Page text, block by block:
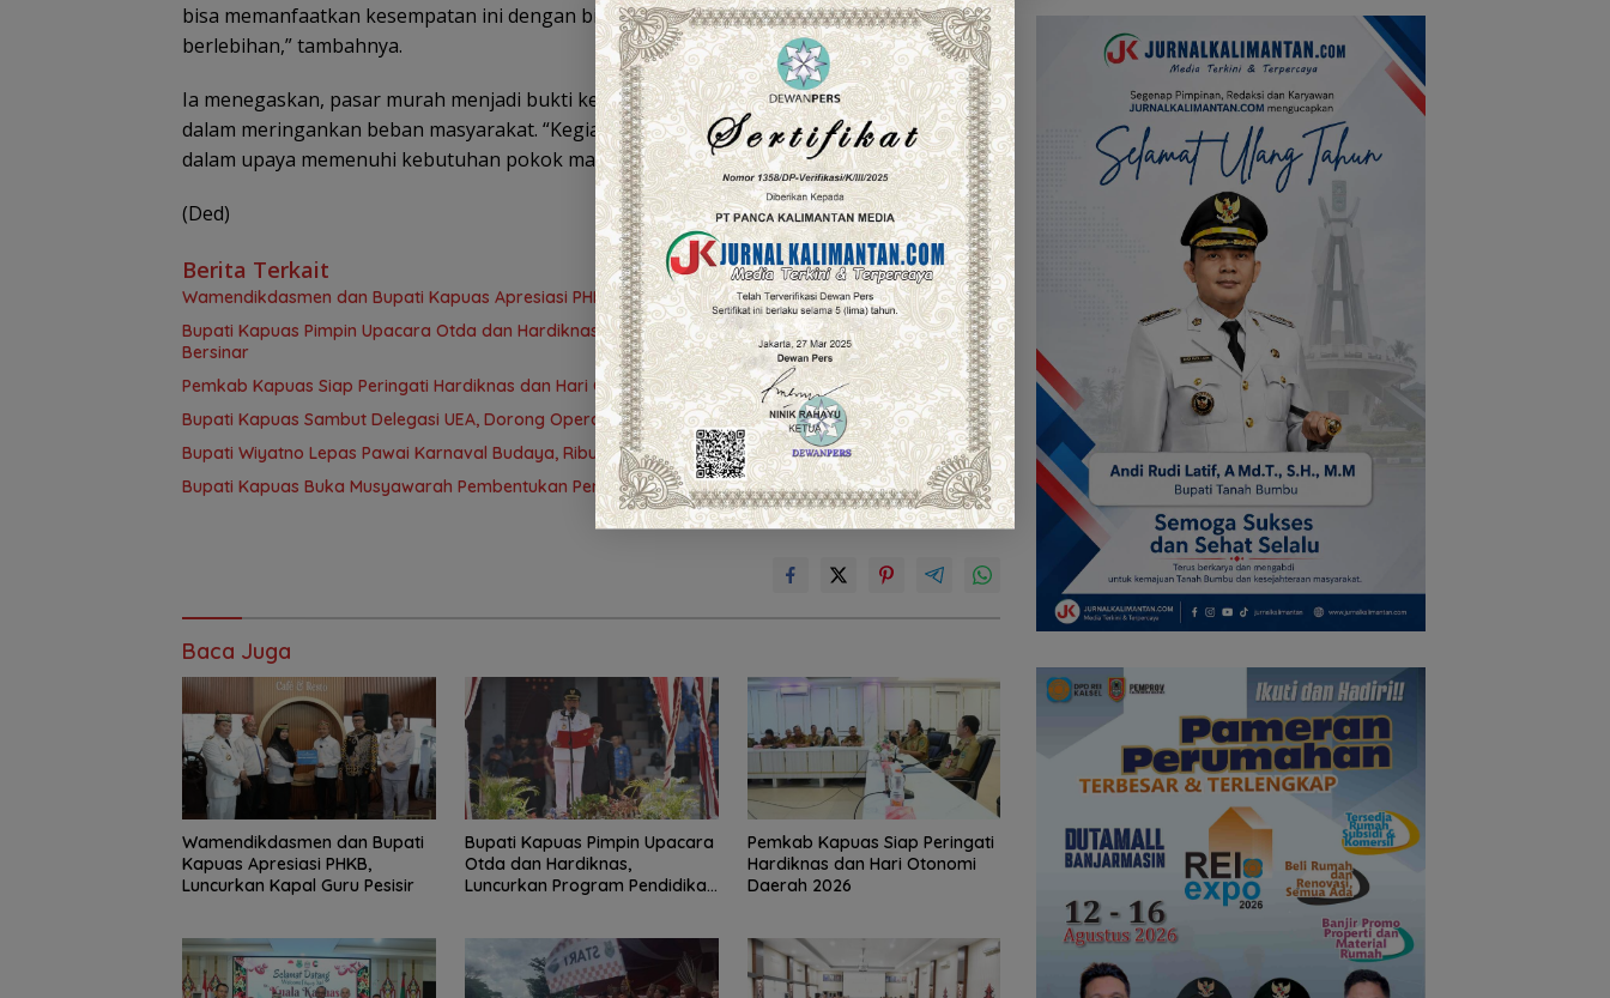
bisa memanfaatkan kesempatan ini dengan bijak, membeli sesuai kebutuhan, dan tidak
berlebihan,” tambahnya.
Ia menegaskan, pasar murah menjadi bukti keseriusan dan perhatian Pemkab Kapuas
dalam meringankan beban masyarakat. “Kegiatan ini adalah wujud nyata pemerintah
dalam upaya memenuhi kebutuhan pokok masyarakat,” pungkasnya.
(Ded)
Berita Terkait
‎Wamendikdasmen dan Bupati Kapuas Apresiasi PHKB, Luncurkan Kapal Guru Pesisir
Bupati Kapuas Pimpin Upacara Otda dan Hardiknas, Luncurkan Program Pendidikan Hebat Kapuas
Bersinar
‎Pemkab Kapuas Siap Peringati Hardiknas dan Hari Otonomi Daerah 2026
Bupati Kapuas Sambut Delegasi UEA, Dorong Operasi Katarak
Bupati Wiyatno Lepas Pawai Karnaval Budaya, Ribuan Warga Padati Kuala Kapuas
Bupati Kapuas Buka Musyawarah Pembentukan Pengurus DAD Periode 2026–2031
Baca Juga
‎Wamendikdasmen dan Bupati
Kapuas Apresiasi PHKB,
Luncurkan Kapal Guru Pesisir
Bupati Kapuas Pimpin Upacara
Otda dan Hardiknas,
Luncurkan Program Pendidikan
‎Pemkab Kapuas Siap Peringati
Hardiknas dan Hari Otonomi
Daerah 2026